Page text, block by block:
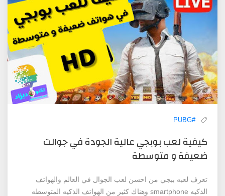
#PUBG
كيفية ‏لعب ‏بوبجي ‏عالية ‏الجودة ‏في ‏جوالت
‏ضعيفة ‏و ‏متوسطة
تعرف لعبه ببجي من احسن لعب الجوال في العالم والهواتف
الذكيه smartphone وهناك كثير من الهواتف الذكيه المتوسطه